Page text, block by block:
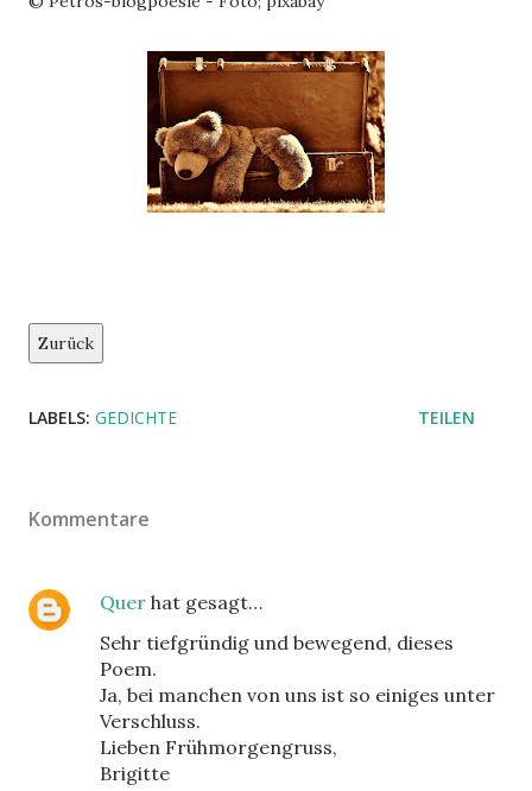
Zurück
LABELS: GEDICHTE TEILEN
Kommentare
Quer hat gesagt…
Sehr tiefgründig und bewegend, dieses
Poem.
Ja, bei manchen von uns ist so einiges unter
Verschluss.
Lieben Frühmorgengruss,
Brigitte